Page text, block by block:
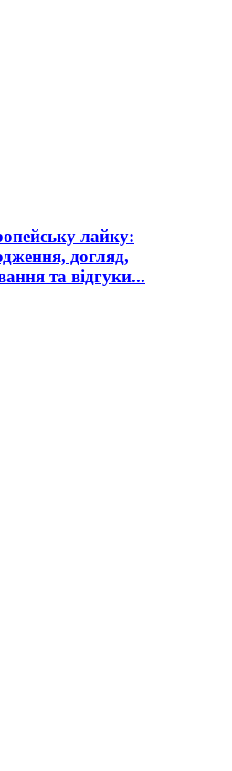
лайку:
догляд,
та відгуки...